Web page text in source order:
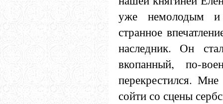
уже немолодым
странное
наследник. Он
вкопанный, по-
перекрестился.
сойти со сцены